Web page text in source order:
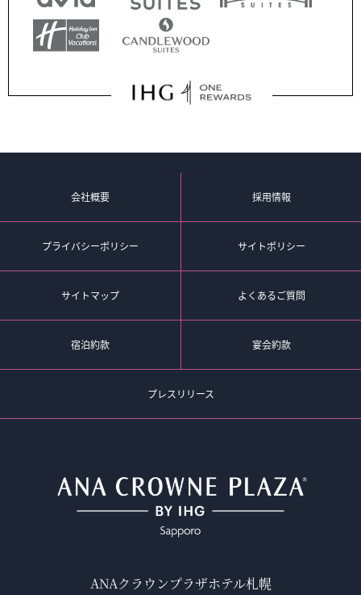
会社概要 採用情報
プライバシーポリシー サイトポリシー
サイトマップ よくあるご質問
宿泊約款 宴会約款
プレスリリース
ANAクラウンプラザホテル札幌